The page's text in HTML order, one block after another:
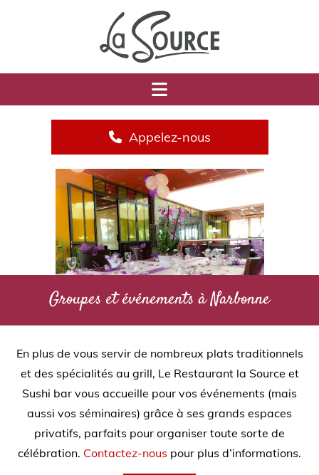
Appelez-nous
Groupes et événements à Narbonne
En plus de vous servir de nombreux plats traditionnels
et des spécialités au grill, Le Restaurant la Source et
Sushi bar vous accueille pour vos événements (mais
aussi vos séminaires) grâce à ses grands espaces
privatifs, parfaits pour organiser toute sorte de
célébration. Contactez-nous pour plus d’informations.